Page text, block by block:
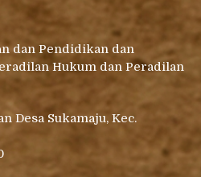
dan Pendidikan dan
Hukum dan Peradilan
Desa Sukamaju, Kec.